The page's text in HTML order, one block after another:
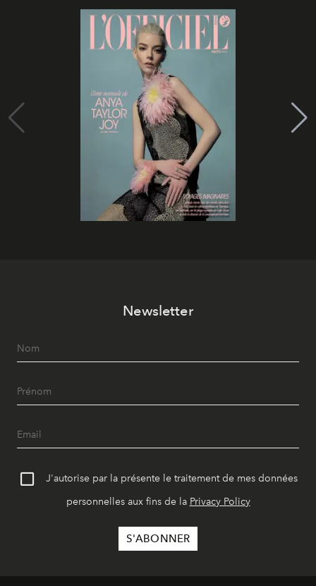
Newsletter
J'autorise par la présente le traitement de mes données
personnelles aux fins de la Privacy Policy